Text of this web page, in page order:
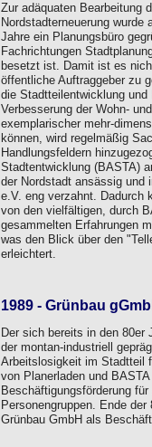
Zur adäquaten Bearbeitung
Nordstadterneuerung
Jahre ein Planungsbüro
Fachrichtungen
besetzt ist. Damit ist es
öffentliche Auftraggeber zu
die Stadtteilentwicklung
Verbesserung der Wohn-
exemplarischer mehr-
können, wird regelmäßig
Handlungsfeldern
Stadtentwicklung (BASTA)
der Nordstadt ansässig und
e.V. eng verzahnt. Dadurch
von den vielfältigen, durch
gesammelten Erfahrungen
was den Blick über den
erleichtert.
1989 - Grünbau
Der sich bereits in den 80er
der montan-industriell
Arbeitslosigkeit im Stadtteil
von Planerladen und
Beschäftigungsförderung
Personengruppen. Ende
Grünbau GmbH als